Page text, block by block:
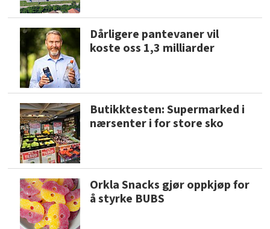
Dårligere pantevaner vil
koste oss 1,3 milliarder
Butikktesten: Supermarked i
nærsenter i for store sko
Orkla Snacks gjør oppkjøp for
å styrke BUBS